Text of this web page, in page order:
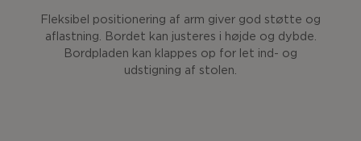
Fleksibel positionering af arm giver god støtte og
aflastning. Bordet kan justeres i højde og dybde.
Bordpladen kan klappes op for let ind- og
udstigning af stolen.